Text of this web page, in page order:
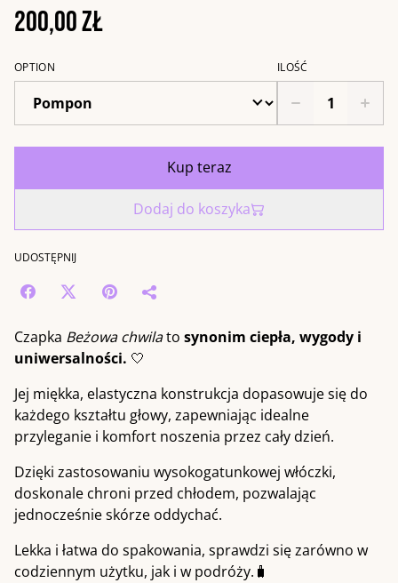
200,00 zł
OPTION ILOŚĆ
Kup teraz
Dodaj do koszyka
UDOSTĘPNIJ
Czapka Beżowa chwilato synonim ciepła, wygody i
uniwersalności. 🤍
Jej miękka, elastyczna konstrukcja dopasowuje się do
każdego kształtu głowy, zapewniając idealne
przyleganie i komfort noszenia przez cały dzień.
Dzięki zastosowaniu wysokogatunkowej włóczki,
doskonale chroni przed chłodem, pozwalając
jednocześnie skórze oddychać.
Lekka i łatwa do spakowania, sprawdzi się zarówno w
codziennym użytku, jak i w podróży.🧳